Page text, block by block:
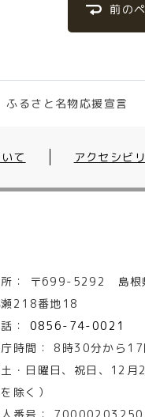
前の
ふるさと名物応援宣言
て アクセシビ
： 〒699-5292 島
218番地18
：
0856-74-0021
時間：
8時30分から
土・日曜日、祝日、12
除く）